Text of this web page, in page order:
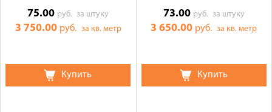
75.00 руб.за штуку
3 750.00 руб. за кв. метр
Купить
73.00 руб. за штуку
3 650.00 руб.за кв. метр
Купить